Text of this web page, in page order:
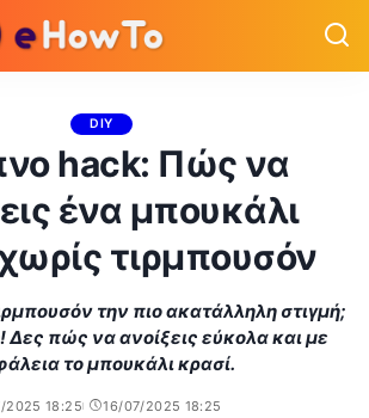
DIY
hack: Πώς να
ένα μπουκάλι
τιρμπουσόν
την πιο ακατάλληλη στιγμή;
Δες πώς να ανοίξεις εύκολα και με
το μπουκάλι κρασί.
2025 18:25
16/07/2025 18:25